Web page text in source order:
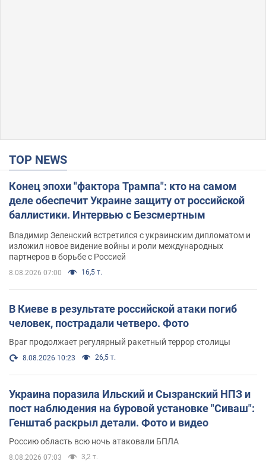
TOP NEWS
Конец эпохи "фактора Трампа": кто на самом
деле обеспечит Украине защиту от российской
баллистики. Интервью с Безсмертным
Владимир Зеленский встретился с украинским дипломатом и
изложил новое видение войны и роли международных
партнеров в борьбе с Россией
8.08.2026 07:00 16,5 т.
В Киеве в результате российской атаки погиб
человек, пострадали четверо. Фото
Враг продолжает регулярный ракетный террор столицы
8.08.2026 10:23 26,5 т.
Украина поразила Ильский и Сызранский НПЗ и
пост наблюдения на буровой установке "Сиваш":
Генштаб раскрыл детали. Фото и видео
Россию область всю ночь атаковали БПЛА
8.08.2026 07:03 3,2 т.